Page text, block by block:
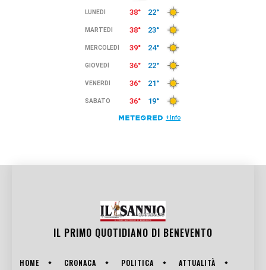
IL PRIMO QUOTIDIANO DI BENEVENTO
HOME CRONACA POLITICA
ATTUALITÀ